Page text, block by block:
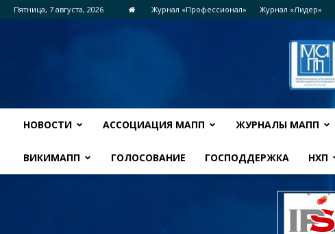
Пятница, 7 августа, 2026 Журнал «Профессионал» Журнал «Лидер»
НОВОСТИ АССОЦИАЦИЯ МАПП ЖУРНАЛЫ МАПП
ВИКИМАПП ГОЛОСОВАНИЕ ГОСПОДДЕРЖКА НХП